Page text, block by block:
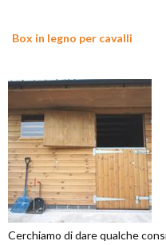
Box in legno per cavalli
Cerchiamo di dare qualche